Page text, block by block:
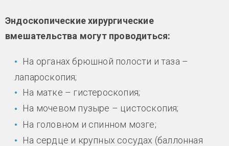
Эндоскопические хирургические
вмешательства могут проводиться:
На органах брюшной полости и таза –
лапароскопия;
На матке – гистероскопия;
На мочевом пузыре – цистоскопия;
На головном и спинном мозге;
На сердце и крупных сосудах (баллонная